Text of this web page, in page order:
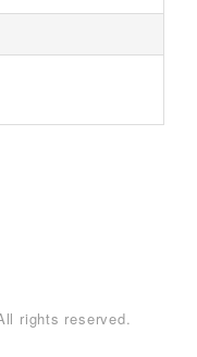
rights reserved.